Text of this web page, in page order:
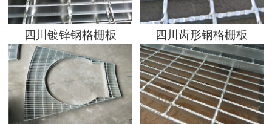
四川镀锌钢格栅板 四川齿形钢格栅板